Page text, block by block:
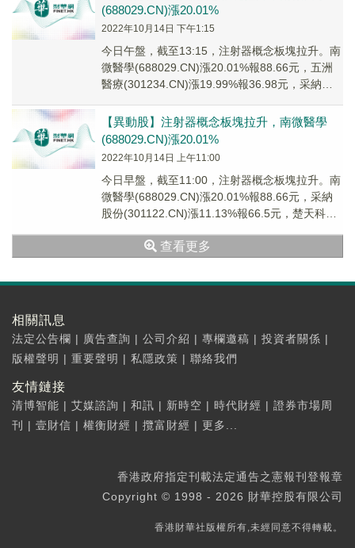
(688029.CN)漲20.01%
2022年10月14日 下午1:15
今日午盤，截至13:15，注射器概念板塊拉升。南
微醫學(688029.CN)漲20.01%報88.66元，五洲
醫療(301234.CN)漲19.99%報36.98元，采納股
【異動股】注射器概念板塊拉升，南微醫學
(688029.CN)漲20.01%
2022年10月14日 上午11:00
今日早盤，截至11:00，注射器概念板塊拉升。南
微醫學(688029.CN)漲20.01%報88.66元，采納
股份(301122.CN)漲11.13%報66.5元，楚天科技
查看更多
相關訊息
法定公告欄 | 廣告查詢 | 公司介紹 | 專欄邀稿 | 投資者關係 |
版權聲明 | 重要聲明 | 私隱政策 | 聯絡我們
友情鏈接
清博智能 | 艾媒諮詢 | 和訊 | 新時空 | 時代財經 | 證券市場周
刊
| 壹財信 | 權衡財經 | 攬富財經 | 更多...
香港政府指定刊載法定通告之憲報刊登報章
Copyright © 1998 - 2026 財華控股有限公司
香港財華社版權所有,未經同意不得轉載。